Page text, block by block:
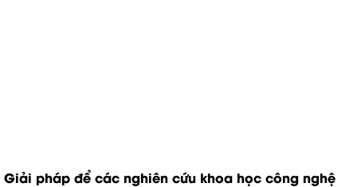
Giải pháp để các nghiên cứu khoa học công nghệ